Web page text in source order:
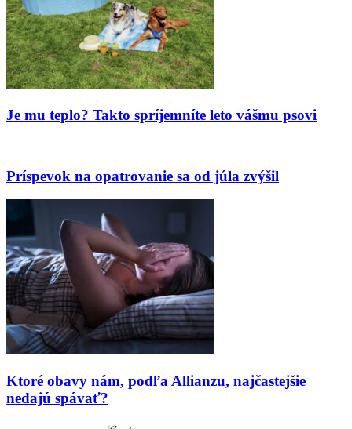
Je mu teplo? Takto spríjemníte leto vášmu psovi
Príspevok na opatrovanie sa od júla zvýšil
Ktoré obavy nám, podľa Allianzu, najčastejšie
nedajú spávať?